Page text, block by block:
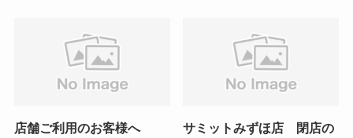
店舗ご利用のお客様へ
サミットみずほ店 閉店の